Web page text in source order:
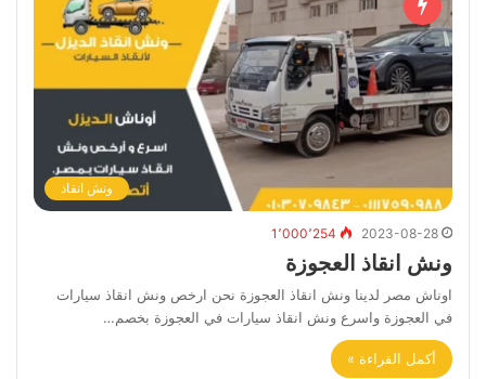
ونش انقاذ
2023-08-28 1٬000٬254
ونش انقاذ العجوزة
اوناش مصر لدينا ونش انقاذ العجوزة نحن ارخص ونش انقاذ سيارات
في العجوزة واسرع ونش انقاذ سيارات في العجوزة بخصم…
أكمل القراءة »